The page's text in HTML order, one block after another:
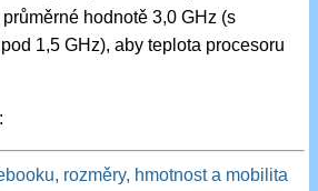
hodnotě 3,0 GHz (s
1,5 GHz), aby teplota procesoru
rozměry, hmotnost a mobilita